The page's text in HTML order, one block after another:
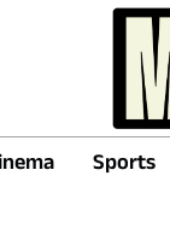
Sports